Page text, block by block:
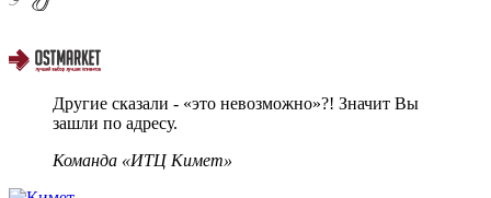
Другие сказали - «это невозможно»?! Значит Вы
зашли по адресу.
Команда «ИТЦ Кимет»